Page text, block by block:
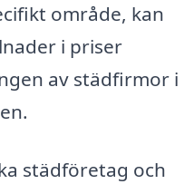
område, kan
i priser
av städfirmor i
städföretag och